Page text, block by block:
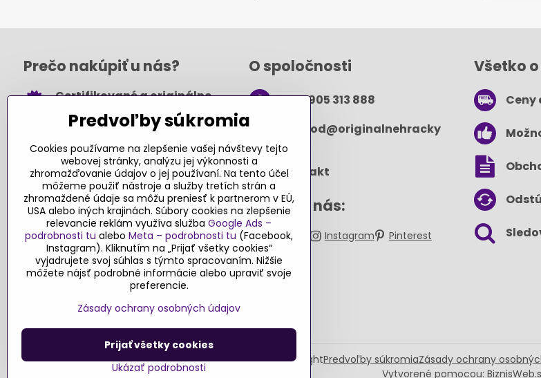
Prečo nakúpiť u nás?
Certifikované a originálne
Takmer 100% spokojných
zákazníkov
Pri nákupe nad 49 € doprava
zadarmo
Návody a tipy
Objednávky
Stav objednávky
O spoločnosti
+421 905 313 888
obchod​@originalnehracky​
.sk
Kontakt
Sledujte nás:
Facebook Instagram
Pinterest
Blog
Všetko
Ceny
©2026CopyrightPredvoľby súkromiaZásady ochrany
Vytvorené pomocou:
Predvoľby súkromia
Cookies používame na zlepšenie vašej návštevy tejto
webovej stránky, analýzu jej výkonnosti a
zhromažďovanie údajov o jej používaní. Na tento účel
môžeme použiť nástroje a služby tretích strán a
zhromaždené údaje sa môžu preniesť k partnerom v EÚ,
USA alebo iných krajinách. Súbory cookies na zlepšenie
relevancie reklám využíva služba Google Ads –
podrobnosti tu alebo Meta – podrobnosti tu (Facebook,
Instagram). Kliknutím na „Prijať všetky cookies“
vyjadrujete svoj súhlas s týmto spracovaním. Nižšie
môžete nájsť podrobné informácie alebo upraviť svoje
preferencie.
Zásady ochrany osobných údajov
Ukázať podrobnosti
Prijať všetky cookies